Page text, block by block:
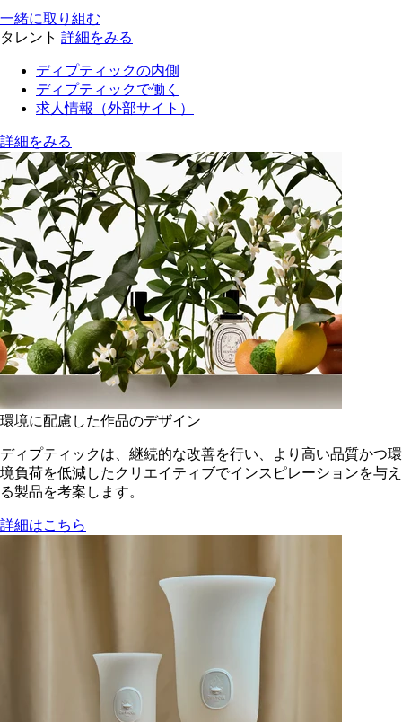
一緒に取り組む
タレント 詳細をみる
ディプティックの内側
ディプティックで働く
求人情報（外部サイト）
詳細をみる
環境に配慮した作品のデザイン
ディプティックは、継続的な改善を行い、より高い品質かつ環
境負荷を低減した​クリエイティブでインスピレーションを与え
る製品を考案します。
詳細はこちら